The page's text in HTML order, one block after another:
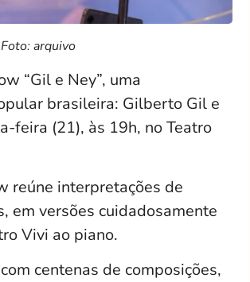
arquivo
“Gil e Ney”, uma
brasileira: Gilberto Gil e
feira (21), às 19h, noTeatro
reúne interpretações de
em versões cuidadosamente
Vivi ao piano.
centenas de composições,